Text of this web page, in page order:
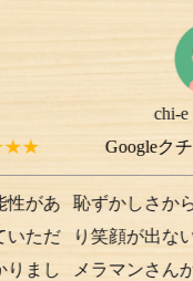
様よ
Googleクチコミ
恥ずかしさから最初は
り笑顔が出ない子供で
メラマンさんが根気よ